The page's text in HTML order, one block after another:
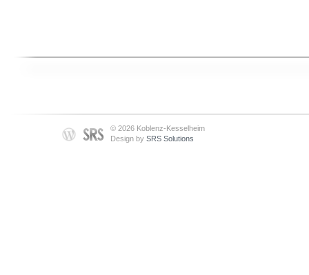
© 2026 Koblenz-Kesselheim
Design by SRS Solutions